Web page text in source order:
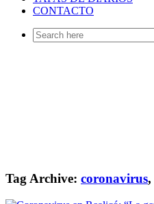
CONTACTO
Search
for:
Tag Archive: coronavirus,